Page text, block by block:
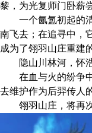
黎，为光复师门卧薪
一个氤氲初起的清
南飞去；在追寻中，
成为了翎羽山庄重建
隐山川林河，怀浩
在血与火的纷争中
去维护作为后羿传人
翎羽山庄，将再次